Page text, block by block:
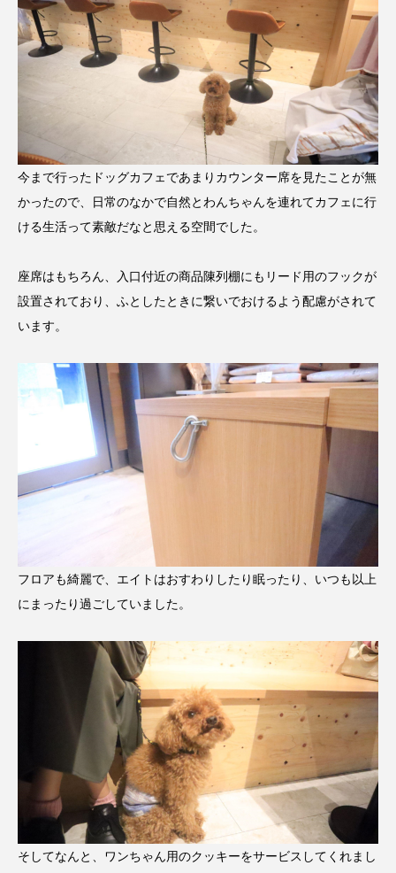
今まで行ったドッグカフェであまりカウンター席を見たことが無
かったので、日常のなかで自然とわんちゃんを連れてカフェに行
ける生活って素敵だなと思える空間でした。
座席はもちろん、入口付近の商品陳列棚にもリード用のフックが
設置されており、ふとしたときに繋いでおけるよう配慮がされて
います。
フロアも綺麗で、エイトはおすわりしたり眠ったり、いつも以上
にまったり過ごしていました。
そしてなんと、ワンちゃん用のクッキーをサービスしてくれまし